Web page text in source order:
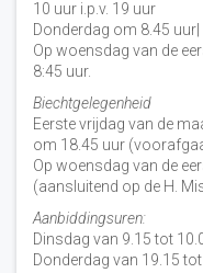
10 uur i.p.v. 19 uur
Donderdag om 8.45 uur|
Op woensdag van de
8:45 uur.
Biechtgelegenheid
Eerste vrijdag van de
om 18.45 uur
Op woensdag van de
(aansluitend op de H.
Aanbiddingsuren:
Dinsdag van 9.15 tot
Donderdag van 19.15